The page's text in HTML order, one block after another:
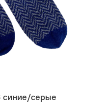
синие/серые